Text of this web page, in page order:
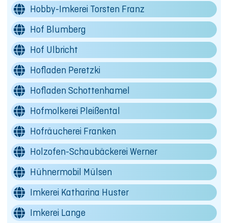
Hobby-Imkerei Torsten Franz
Hof Blumberg
Hof Ulbricht
Hofladen Peretzki
Hofladen Schottenhamel
Hofmolkerei Pleißental
Hofräucherei Franken
Holzofen-Schaubäckerei Werner
Hühnermobil Mülsen
Imkerei Katharina Huster
Imkerei Lange